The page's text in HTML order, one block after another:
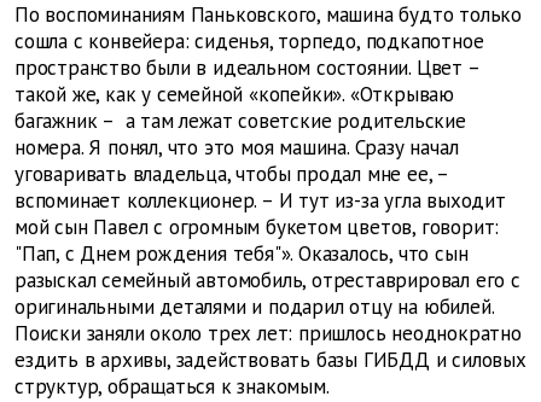
По воспоминаниям Паньковского, машина будто только
сошла с конвейера: сиденья, торпедо, подкапотное
пространство были в идеальном состоянии. Цвет –
такой же, как у семейной «копейки». «Открываю
багажник – а там лежат советские родительские
номера. Я понял, что это моя машина. Сразу начал
уговаривать владельца, чтобы продал мне ее, –
вспоминает коллекционер. – И тут из-за угла выходит
мой сын Павел с огромным букетом цветов, говорит:
"Пап, с Днем рождения тебя"». Оказалось, что сын
разыскал семейный автомобиль, отреставрировал его с
оригинальными деталями и подарил отцу на юбилей.
Поиски заняли около трех лет: пришлось неоднократно
ездить в архивы, задействовать базы ГИБДД и силовых
структур, обращаться к знакомым.